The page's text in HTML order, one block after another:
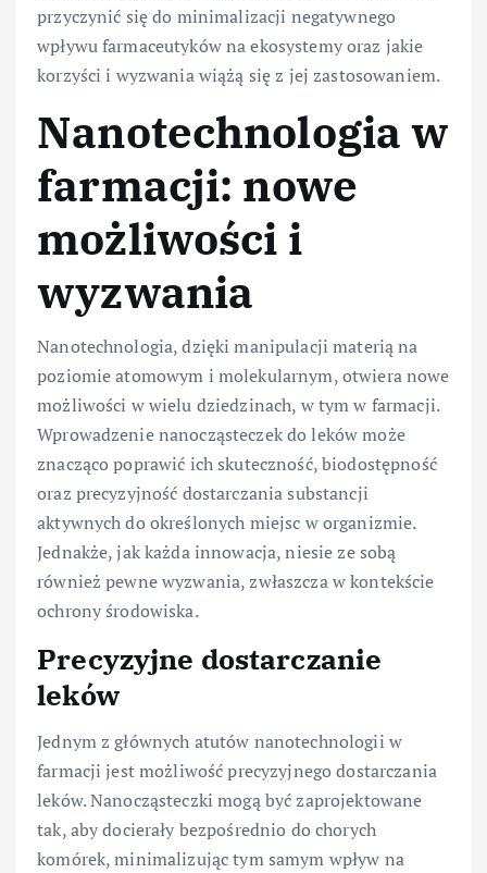
przyczynić się do minimalizacji negatywnego
wpływu farmaceutyków na ekosystemy oraz jakie
korzyści i wyzwania wiążą się z jej zastosowaniem.
Nanotechnologia w
farmacji: nowe
możliwości i
wyzwania
Nanotechnologia, dzięki manipulacji materią na
poziomie atomowym i molekularnym, otwiera nowe
możliwości w wielu dziedzinach, w tym w farmacji.
Wprowadzenie nanocząsteczek do leków może
znacząco poprawić ich skuteczność, biodostępność
oraz precyzyjność dostarczania substancji
aktywnych do określonych miejsc w organizmie.
Jednakże, jak każda innowacja, niesie ze sobą
również pewne wyzwania, zwłaszcza w kontekście
ochrony środowiska.
Precyzyjne dostarczanie
leków
Jednym z głównych atutów nanotechnologii w
farmacji jest możliwość precyzyjnego dostarczania
leków. Nanocząsteczki mogą być zaprojektowane
tak, aby docierały bezpośrednio do chorych
komórek, minimalizując tym samym wpływ na